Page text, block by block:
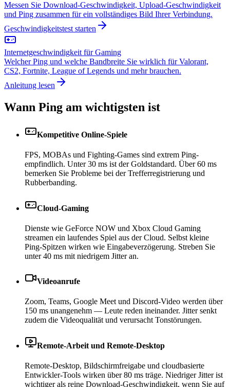
Messen Sie Download-Geschwindigkeit, Upload-Geschwindigkeit
und Ping zusammen für ein vollständiges Bild Ihrer Verbindung.
Geschwindigkeitstest starten
Internetgeschwindigkeit für Gaming
Welcher Ping und welche Bandbreite Sie wirklich für Valorant,
CS2, Fortnite, League of Legends und mehr brauchen.
Anleitung lesen
Wann Ping am wichtigsten ist
Kompetitive Online-Spiele
FPS, MOBAs und Fighting-Games sind extrem Ping-
empfindlich. Unter 30 ms ist der Goldstandard. Über 60 ms
bemerken Sie Probleme bei der Trefferregistrierung und
Rubberbanding.
Cloud-Gaming
Dienste wie GeForce NOW und Xbox Cloud Gaming
streamen ein laufendes Spiel aus der Cloud. Selbst kleine
Ping-Spitzen wirken wie Eingabeverzögerung. Streben Sie
unter 40 ms mit niedrigem Jitter an.
Videoanrufe
Zoom, Teams, Google Meet und Discord-Video werden über
150 ms unangenehm — Leute reden ineinander. Jitter senkt
zudem die Videoqualität und verursacht Tonstörungen.
Remote-Arbeit und Remote-Desktop
Remote-Desktop, Bildschirmfreigabe und cloudbasierte
Entwickler-Tools wirken über 80 ms träge. Niedriger Jitter ist
wichtiger als reine Download-Geschwindigkeit, wenn Sie auf